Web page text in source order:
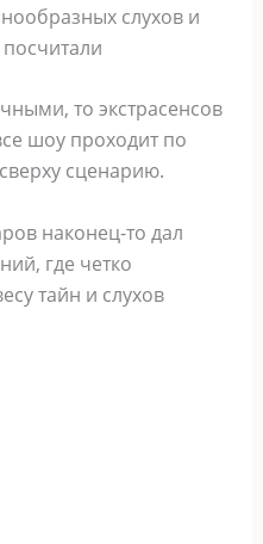
слухов и
то экстрасенсов
шоу проходит по
сценарию.
наконец-то дал
где четко
тайн и слухов